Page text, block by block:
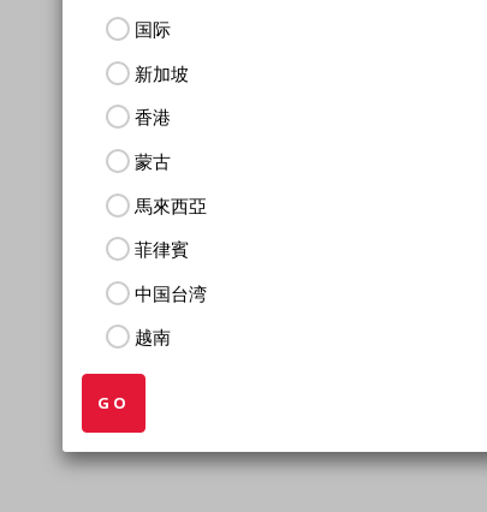
国际
新加坡
香港
蒙古
馬來西亞
菲律賓
中国台湾
越南
GO